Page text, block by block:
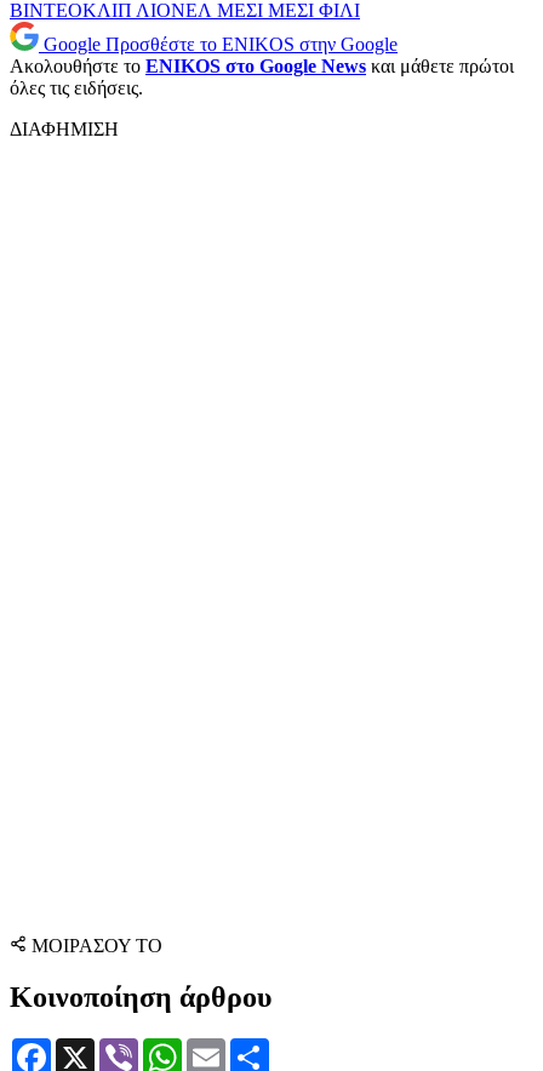
ΒΙΝΤΕΟΚΛΙΠ ΛΙΟΝΕΛ ΜΕΣΙ ΜΕΣΙ ΦΙΛΙ
Google Προσθέστε το ENIKOS στην Google
Ακολουθήστε το ENIKOS στο Google News και μάθετε πρώτοι
όλες τις ειδήσεις.
ΔΙΑΦΗΜΙΣΗ
ΜΟΙΡΑΣΟΥ ΤΟ
Κοινοποίηση άρθρου
Facebook
X Viber WhatsApp
Email